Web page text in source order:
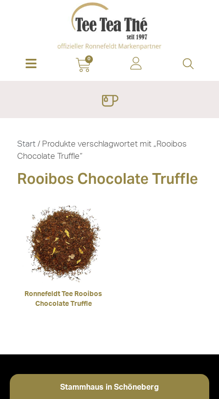
0
Start / Produkte verschlagwortet mit „Rooibos
Chocolate Truffle“
Rooibos Chocolate Truffle
Ronnefeldt Tee Rooibos
Chocolate Truffle
Stammhaus in Schöneberg